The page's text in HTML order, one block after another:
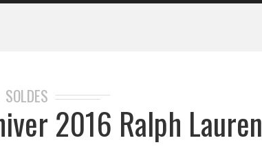
SOLDES
2016 Ralph Lauren